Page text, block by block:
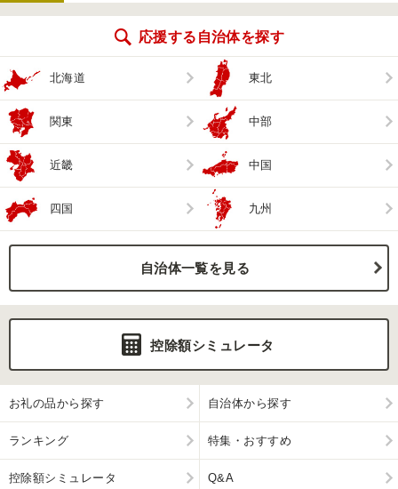
応援する自治体を探す
北海道 東北
関東 中部
近畿 中国
四国 九州
自治体一覧を見る
控除額シミュレータ
お礼の品から探す 自治体から探す
ランキング 特集・おすすめ
控除額シミュレータ Q&A